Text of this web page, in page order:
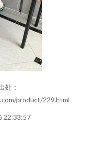
处：
product/229.html
22:33:57